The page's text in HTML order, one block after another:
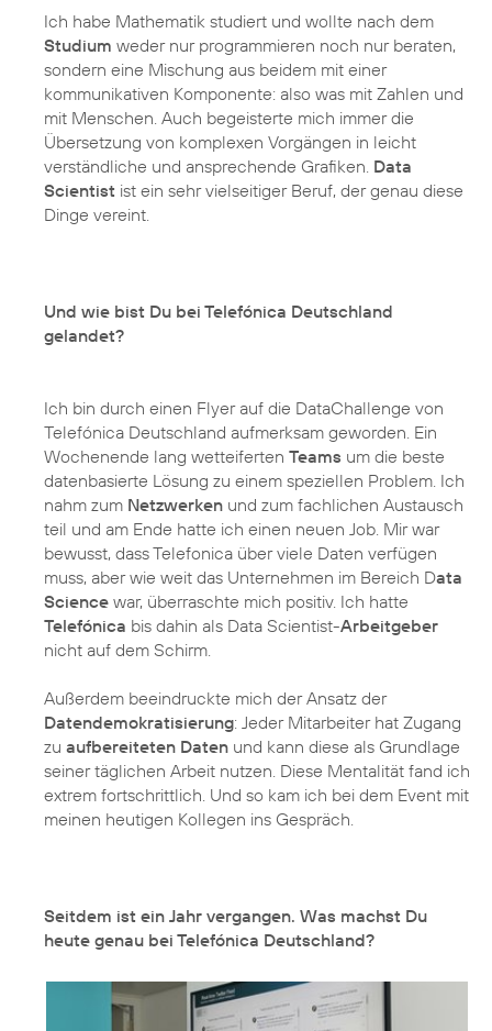
Ich habe Mathematik studiert und wollte nach dem
Studium weder nur programmieren noch nur beraten,
sondern eine Mischung aus beidem mit einer
kommunikativen Komponente: also was mit Zahlen und
mit Menschen. Auch begeisterte mich immer die
Übersetzung von komplexen Vorgängen in leicht
verständliche und ansprechende Grafiken. Data
Scientist ist ein sehr vielseitiger Beruf, der genau diese
Dinge vereint.
Und wie bist Du bei Telefónica Deutschland
gelandet?
Ich bin durch einen Flyer auf die DataChallenge von
Telefónica Deutschland aufmerksam geworden. Ein
Wochenende lang wetteiferten Teams um die beste
datenbasierte Lösung zu einem speziellen Problem. Ich
nahm zum Netzwerken und zum fachlichen Austausch
teil und am Ende hatte ich einen neuen Job. Mir war
bewusst, dass Telefonica über viele Daten verfügen
muss, aber wie weit das Unternehmen im Bereich Data
Science war, überraschte mich positiv. Ich hatte
Telefónica bis dahin als Data Scientist-Arbeitgeber
nicht auf dem Schirm.
Außerdem beeindruckte mich der Ansatz der
Datendemokratisierung: Jeder Mitarbeiter hat Zugang
zu aufbereiteten Daten und kann diese als Grundlage
seiner täglichen Arbeit nutzen. Diese Mentalität fand ich
extrem fortschrittlich. Und so kam ich bei dem Event mit
meinen heutigen Kollegen ins Gespräch.
Seitdem ist ein Jahr vergangen. Was machst Du
heute genau bei Telefónica Deutschland?